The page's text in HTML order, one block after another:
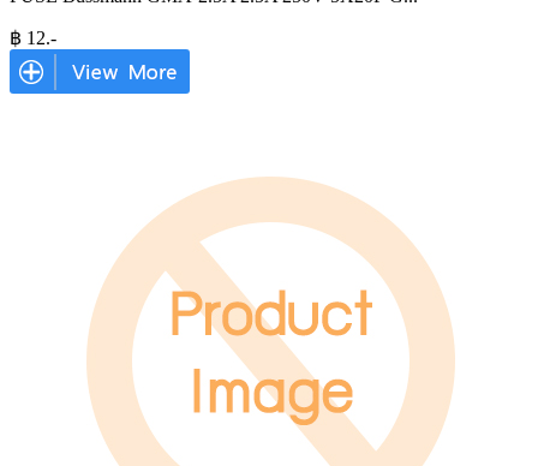
฿ 12.-